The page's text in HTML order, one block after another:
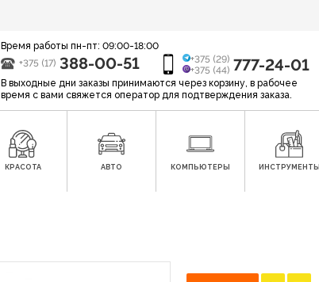
Время работы пн-пт: 09:00-18:00
+375 (17) 388-00-51
+375 (29)
+375 (44) 777-24-01
В выходные дни заказы принимаются через корзину, в рабочее
время с вами свяжется оператор для подтверждения заказа.
КРАСОТА АВТО КОМПЬЮТЕРЫ ИНСТРУМЕНТЫ